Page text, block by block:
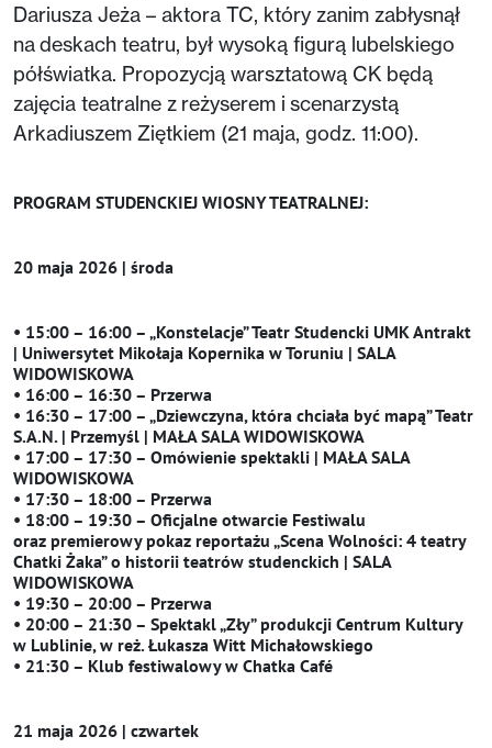
Dariusza Jeża – aktora TC, który zanim zabłysnął
na deskach teatru, był wysoką figurą lubelskiego
półświatka. Propozycją warsztatową CK będą
zajęcia teatralne z reżyserem i scenarzystą
Arkadiuszem Ziętkiem (21 maja, godz. 11:00).
PROGRAM STUDENCKIEJ WIOSNY TEATRALNEJ:
20 maja 2026 | środa
• 15:00 – 16:00 – „Konstelacje” Teatr Studencki UMK Antrakt
| Uniwersytet Mikołaja Kopernika w Toruniu | SALA
WIDOWISKOWA
• 16:00 – 16:30 – Przerwa
• 16:30 – 17:00 – „Dziewczyna, która chciała być mapą” Teatr
S.A.N. | Przemyśl | MAŁA SALA WIDOWISKOWA
• 17:00 – 17:30 – Omówienie spektakli | MAŁA SALA
WIDOWISKOWA
• 17:30 – 18:00 – Przerwa
• 18:00 – 19:30 – Oficjalne otwarcie Festiwalu
oraz premierowy pokaz reportażu „Scena Wolności: 4 teatry
Chatki Żaka” o historii teatrów studenckich | SALA
WIDOWISKOWA
• 19:30 – 20:00 – Przerwa
• 20:00 – 21:30 – Spektakl „Zły” produkcji Centrum Kultury
w Lublinie, w reż. Łukasza Witt Michałowskiego
• 21:30 – Klub festiwalowy w Chatka Café
21 maja 2026 | czwartek